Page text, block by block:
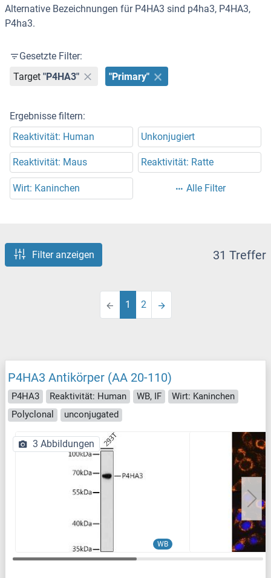
Alternative Bezeichnungen für P4HA3 sind p4ha3, P4HA3,
P4ha3.
Gesetzte Filter:
Target "P4HA3" "Primary"
Ergebnisse filtern:
Reaktivität: Human
Unkonjugiert
Reaktivität: Maus Reaktivität: Ratte
Wirt: Kaninchen Alle Filter
Filter anzeigen 31 Treffer
1 2
P4HA3 Antikörper (AA 20-110)
P4HA3 Reaktivität: Human WB, IF
Wirt: Kaninchen
Polyclonal
unconjugated
WB
3 Abbildungen